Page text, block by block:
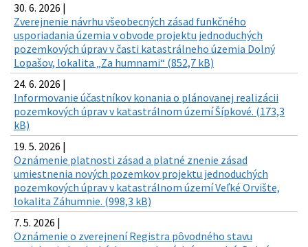
30. 6. 2026 |
Zverejnenie návrhu všeobecných zásad funkčného
usporiadania územia v obvode projektu jednoduchých
pozemkových úprav v časti katastrálneho územia Dolný
Lopašov, lokalita „Za humnami“ (852,7 kB)
24. 6. 2026 |
Informovanie účastníkov konania o plánovanej realizácii
pozemkových úprav v katastrálnom území Šípkové. (173,3
kB)
19. 5. 2026 |
Oznámenie platnosti zásad a platné znenie zásad
umiestnenia nových pozemkov projektu jednoduchých
pozemkových úprav v katastrálnom území Veľké Orvište,
lokalita Záhumnie. (998,3 kB)
7. 5. 2026 |
Oznámenie o zverejnení Registra pôvodného stavu